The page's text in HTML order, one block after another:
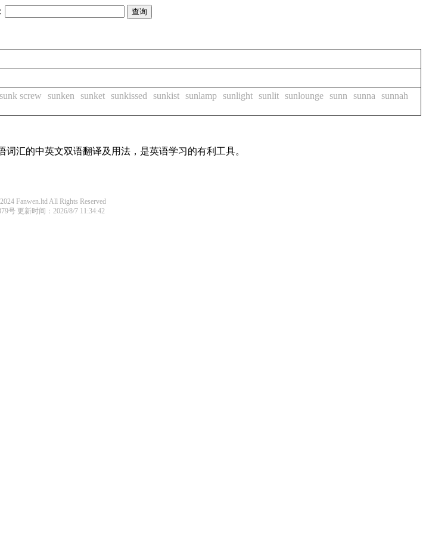
sunk screw sunken sunket sunkissed sunkist sunlamp sunlight sunlit sunlounge sunn sunna
sunnah
汇的中英文双语翻译及用法，是英语学习的有利工具。
Fanwen.ltd All Rights Reserved
号更新时间：2026/8/7 11:34:42